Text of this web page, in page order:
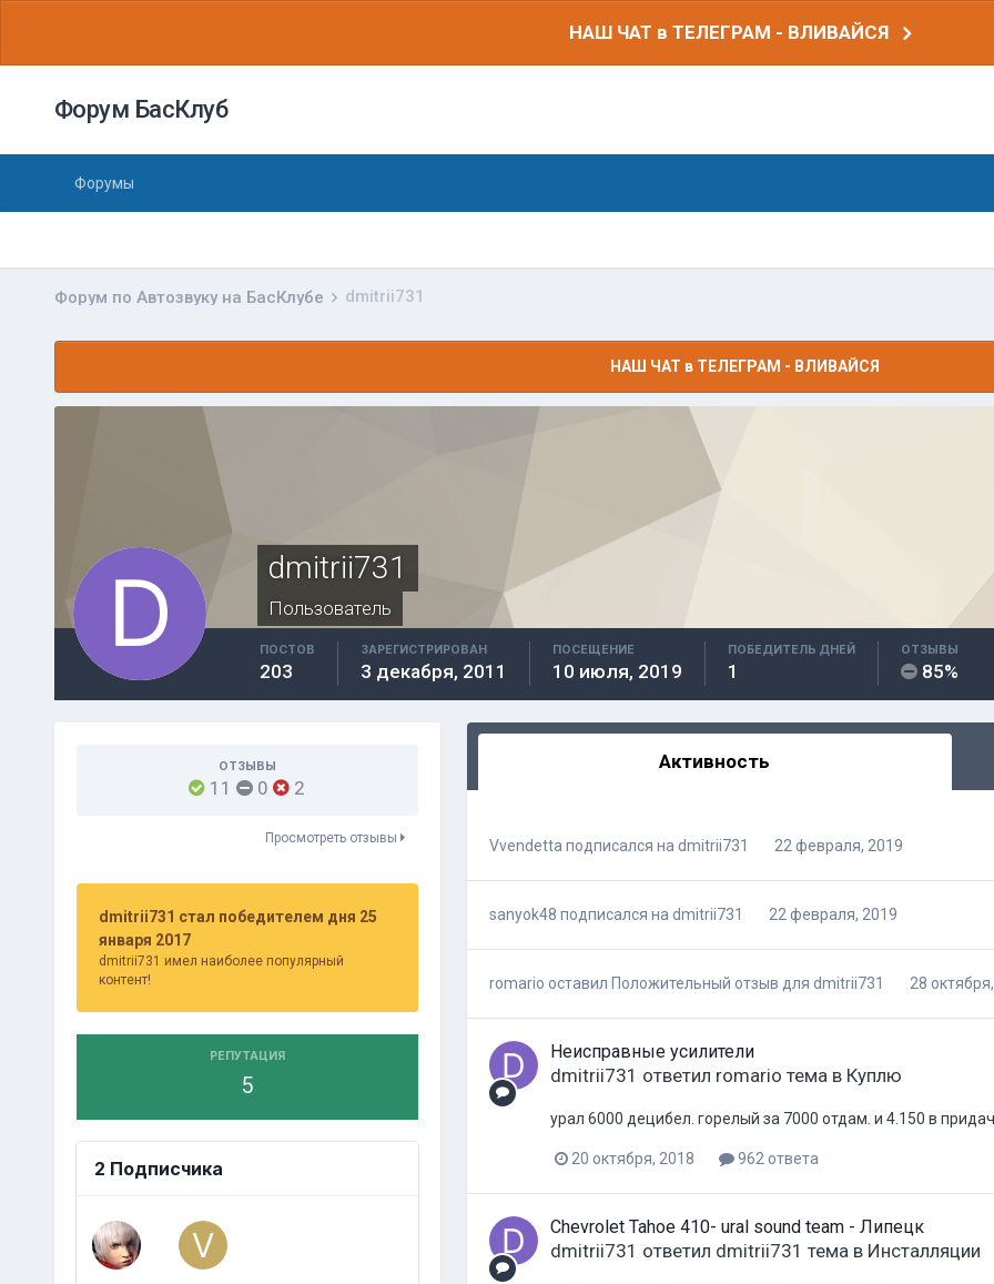
НАШ ЧАТ в ТЕЛЕГРАМ - ВЛИВАЙСЯ
Форум БасКлуб
Форумы
Форум по Автозвуку на БасКлубе dmitrii731
НАШ ЧАТ в ТЕЛЕГРАМ - ВЛИВАЙСЯ
dmitrii731
Пользователь
ПОСТОВ
203
ЗАРЕГИСТРИРОВАН
3 декабря, 2011
ПОСЕЩЕНИЕ
10 июля, 2019
ПОБЕДИТЕЛЬ ДНЕЙ
1
ОТЗЫВЫ
85%
ОТЗЫВЫ
11 0 2
Просмотреть отзывы
dmitrii731 стал победителем дня 25
января 2017
dmitrii731 имел наиболее популярный
контент!
РЕПУТАЦИЯ
5
2 Подписчика
Активность
Vvendetta подписался на dmitrii731 22 февраля, 2019
sanyok48 подписался на dmitrii731 22 февраля, 2019
romario оставил Положительный отзыв для dmitrii731 28
Неисправные усилители
dmitrii731 ответил romario тема в Куплю
урал 6000 децибел. горелый за 7000 отдам. и 4.150 в
20 октября, 2018 962 ответа
Chevrolet Tahoe 410- ural sound team - Липецк
dmitrii731 ответил dmitrii731 тема в Инсталляции